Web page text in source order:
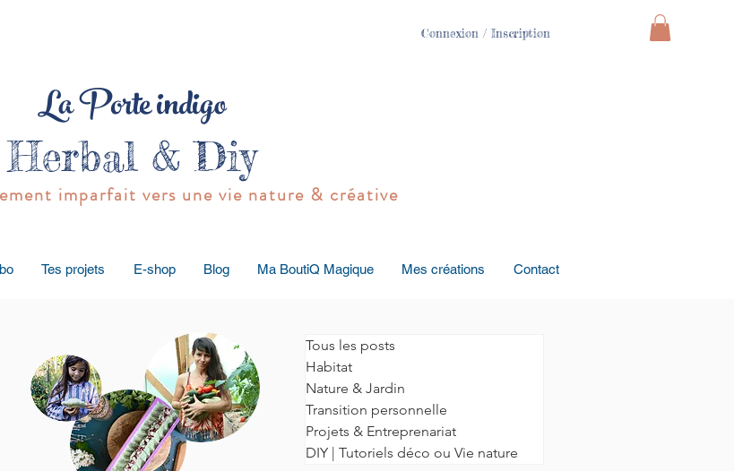
Connexion / Inscription
La Porte indigo
Herbal & Diy
imparfait vers une vie nature & créative
Tes projets E-shop Blog Ma BoutiQ Magique Mes créations Contact
Tous les posts
Habitat
Nature & Jardin
Transition personnelle
Projets & Entreprenariat
DIY | Tutoriels déco ou Vie nature